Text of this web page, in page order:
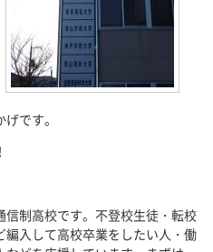
です。
制高校です。不登校生徒・転校
入して高校卒業をしたい人・働